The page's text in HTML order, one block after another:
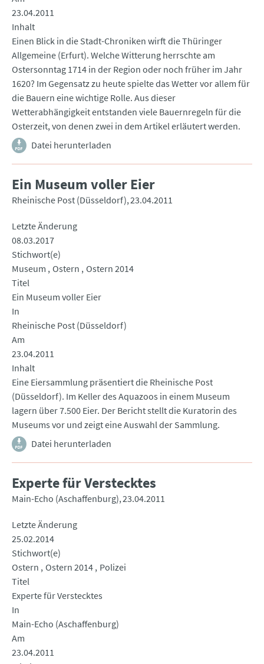
23.04.2011
Inhalt
Einen Blick in die Stadt-Chroniken wirft die Thüringer
Allgemeine (Erfurt). Welche Witterung herrschte am
Ostersonntag 1714 in der Region oder noch früher im Jahr
1620? Im Gegensatz zu heute spielte das Wetter vor allem für
die Bauern eine wichtige Rolle. Aus dieser
Wetterabhängigkeit entstanden viele Bauernregeln für die
Osterzeit, von denen zwei in dem Artikel erläutert werden.
Datei herunterladen
Ein Museum voller Eier
Rheinische Post (Düsseldorf) 23.04.2011
Letzte Änderung
08.03.2017
Stichwort(e)
Museum Ostern Ostern 2014
Titel
Ein Museum voller Eier
In
Rheinische Post (Düsseldorf)
Am
23.04.2011
Inhalt
Eine Eiersammlung präsentiert die Rheinische Post
(Düsseldorf). Im Keller des Aquazoos in einem Museum
lagern über 7.500 Eier. Der Bericht stellt die Kuratorin des
Museums vor und zeigt eine Auswahl der Sammlung.
Datei herunterladen
Experte für Verstecktes
Main-Echo (Aschaffenburg) 23.04.2011
Letzte Änderung
25.02.2014
Stichwort(e)
Ostern Ostern 2014 Polizei
Titel
Experte für Verstecktes
In
Main-Echo (Aschaffenburg)
Am
23.04.2011